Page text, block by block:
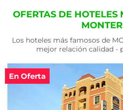
OFERTAS DE HOTELES
Los hoteles más famosos de
mejor relación calidad -
En Oferta